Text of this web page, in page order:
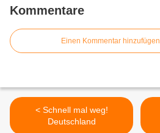
Kommentare
Einen Kommentar hinzufügen
< Schnell mal weg!
Deutschland